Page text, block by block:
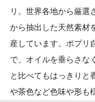
リ。世界各地から厳選
から抽出した天然素材
産しています。ポプリ
で、オイルを垂らさな
と比べてもはっきりと
や茶色など色味や形も